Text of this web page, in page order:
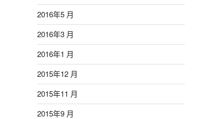
2016年5 月
2016年3 月
2016年1 月
2015年12 月
2015年11 月
2015年9 月